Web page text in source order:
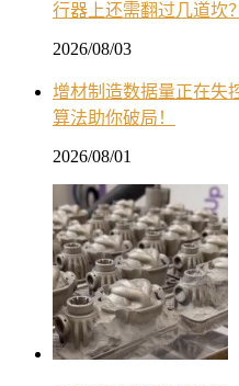
行器上还需翻过几道坎？
2026/08/03
增材制造数据量正在失
算法助你破局！
2026/08/01